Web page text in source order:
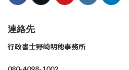
連絡先
行政書士野崎明穂事務所